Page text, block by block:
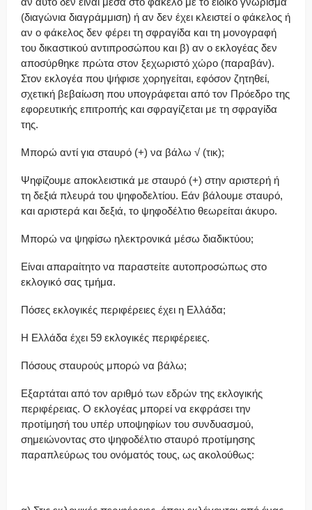
(διαγώνια διαγράμμιση) ή αν δεν έχει κλειστεί ο φάκελος ή
αν ο φάκελος δεν φέρει τη σφραγίδα και τη μονογραφή
του δικαστικού αντιπροσώπου και β) αν ο εκλογέας δεν
αποσύρθηκε πρώτα στον ξεχωριστό χώρο (παραβάν).
Στον εκλογέα που ψήφισε χορηγείται, εφόσον ζητηθεί,
σχετική βεβαίωση που υπογράφεται από τον Πρόεδρο της
εφορευτικής επιτροπής και σφραγίζεται με τη σφραγίδα
της.
Μπορώ αντί για σταυρό (+) να βάλω √ (τικ);
Ψηφίζουμε αποκλειστικά με σταυρό (+) στην αριστερή ή
τη δεξιά πλευρά του ψηφοδελτίου. Εάν βάλουμε σταυρό,
και αριστερά και δεξιά, το ψηφοδέλτιο θεωρείται άκυρο.
Μπορώ να ψηφίσω ηλεκτρονικά μέσω διαδικτύου;
Είναι απαραίτητο να παραστείτε αυτοπροσώπως στο
εκλογικό σας τμήμα.
Πόσες εκλογικές περιφέρειες έχει η Ελλάδα;
Η Ελλάδα έχει 59 εκλογικές περιφέρειες.
Πόσους σταυρούς μπορώ να βάλω;
Εξαρτάται από τον αριθμό των εδρών της εκλογικής
περιφέρειας. Ο εκλογέας μπορεί να εκφράσει την
προτίμησή του υπέρ υποψηφίων του συνδυασμού,
σημειώνοντας στο ψηφοδέλτιο σταυρό προτίμησης
παραπλεύρως του ονόματός τους, ως ακολούθως: